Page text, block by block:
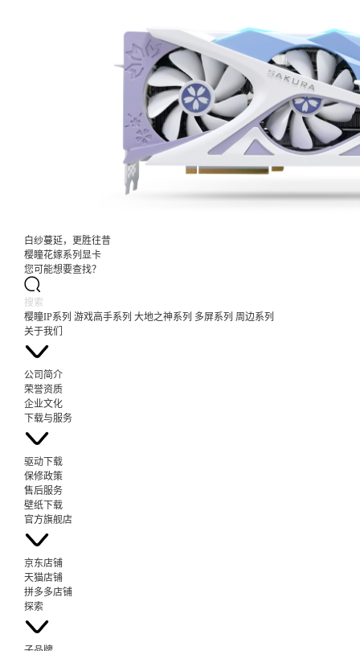
白纱蔓延，更胜往昔
樱瞳花嫁系列显卡
您可能想要查找？
樱瞳IP系列 游戏高手系列 大地之神系列 多屏系列 周边系列
关于我们
公司简介
荣誉资质
企业文化
下载与服务
驱动下载
保修政策
售后服务
壁纸下载
官方旗舰店
京东店铺
天猫店铺
拼多多店铺
探索